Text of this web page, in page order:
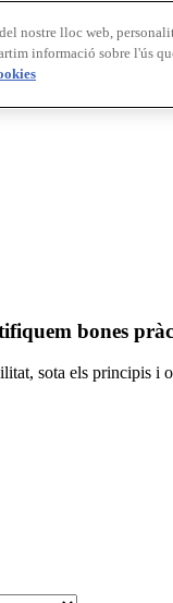
bones
sota els principis i
nostre lloc web,
informació sobre l'ús